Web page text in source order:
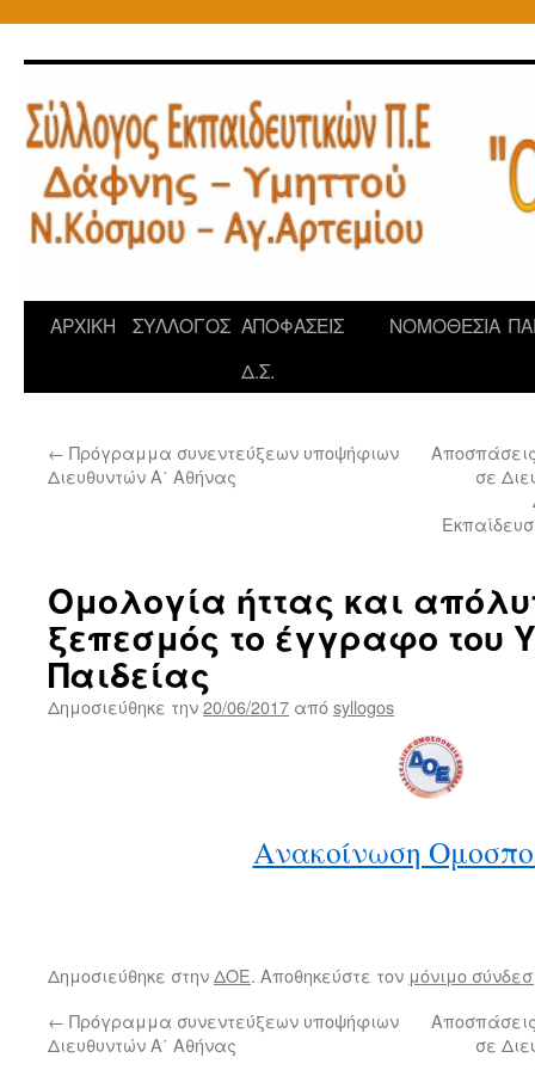
ΑΡΧΙΚΗ ΣΥΛΛΟΓΟΣ ΑΠΟΦΑΣΕΙΣ
Δ.Σ.
ΝΟΜΟΘΕΣΙΑ
← Πρόγραμμα συνεντεύξεων υποψήφιων
Διευθυντών Α΄ Αθήνας
σε
Ομολογία ήττας και
ξεπεσμός το έγγραφο του
Παιδείας
Δημοσιεύθηκε την20/06/2017 απόsyllogos
Ανακοίνωση
Δημοσιεύθηκε στηνΔΟΕ. Αποθηκεύστε τον μόνιμο
← Πρόγραμμα συνεντεύξεων υποψήφιων
Διευθυντών Α΄ Αθήνας
σε